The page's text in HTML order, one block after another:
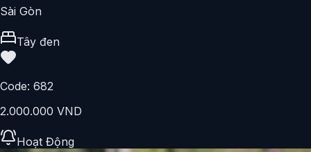
Sài Gòn
Tây đen
Code: 682
2.000.000 VND
Hoạt Động